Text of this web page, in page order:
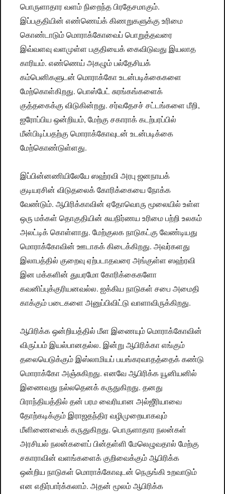
பொருளாதார வளம் நிறைந்த பிரதேசமாகும்.
இப்பகுதியின் எண்ணெய்க் கிணறுகளுக்கு உரிமை
கொண்டாடும் மொராக்கோவைப் பொறுத்தவரை
இவ்வளவு வளமுள்ள பகுதியைக் கைவிடுவது இயலாத
காரியம். எண்ணெய் அகழும் பல்தேசியக்
கம்பெனிகளுடன் மொராக்கோ உடன்படிக்கைகளை
மேற்கொள்கிறது. பொஸ்பேட் சுரங்கங்களைக்
குத்தகைக்கு விடுகின்றது. சர்வதேசச் சட்டங்களை மீறி,
ஐரோப்பிய ஒன்றியம், மேற்கு சகாராக் கடற்பரப்பில்
மீன்பிடிப்பதற்கு மொராக்கோவுடன் உடன்படிக்கை
மேற்கொண்டுள்ளது.
இப்பின்னணியிலேயே ஸஹ்ரவி அரபு ஜனநாயக்
குடியரசின் விடுதலைக் கோரிக்கையை நோக்க
வேண்டும். ஆபிரிக்காவின் ஏதோவொரு மூலையில் உள்ள
ஒரு மக்கள் தொகுதியின் சுயநிர்ணய உரிமை பற்றி உலகம்
அலட்டிக் கொள்ளாது. மேற்குலக நாடுகட்கு வேண்டியது
மொராக்கோவின் ஊடாகக் கிடைக்கிறது. அவர்களது
இலாபத்தில் குறைவு ஏற்படாதவரை அங்குள்ள ஸஹ்ரவி
இன மக்களின் துயரமோ கோரிக்கைகளோ
கவனிப்புக்குரியனவல்ல. ஐக்கிய நாடுகள் சபை அமைதி
காக்கும் படைகளை அனுப்பிவிட்டு வாளாவிருக்கிறது.
ஆபிரிக்க ஒன்றியத்தில் மீள இணையும் மொராக்கோவின்
விருப்பம் இயல்பானதல்ல. இன்று ஆபிரிக்கா எங்கும்
தலையெடுக்கும் இஸ்லாமியப் பயங்கரவாதத்தைக் கண்டு
மொராக்கோ அஞ்சுகிறது. எனவே ஆபிரிக்க யூனியனில்
இணைவது நல்லதெனக் கருதுகிறது. தனது
பிராந்தியத்தில் தன் பரம வைரியான அல்ஜீரியாவை
தோற்கடிக்கும் இராஜதந்திர வழிமுறையாகவும்
மீளிணைவைக் கருதுகிறது. பொருளாதார நலன்கள்
அரசியல் நலன்களைப் பின்தள்ளி மேலெழுவதால் மேற்கு
சகாராவின் வளங்களைக் குறிவைக்கும் ஆபிரிக்க
ஒன்றிய நாடுகள் மொராக்கோவுடன் நெருங்கி உறவாடும்
என எதிர்பார்க்கலாம். அதன் மூலம் ஆபிரிக்க